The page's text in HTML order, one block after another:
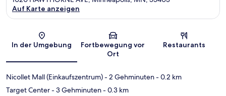
Karte
Auf Karte anzeigen
In der Umgebung
Fortbewegung vor
Ort
Restaurants
Nicollet Mall (Einkaufszentrum)- 2 Gehminuten- 0.2 km
Target Center- 3 Gehminuten- 0.3 km